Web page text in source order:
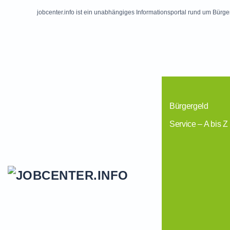
jobcenter.info ist ein unabhängiges Informationsportal rund um
Bürgergeld
Service – A bis Z